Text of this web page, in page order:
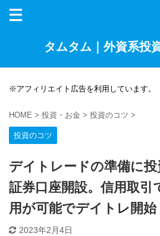
タムタム｜外資系投
※アフィリエイト広告を利用しています。
HOME > 投資・お金 > 投資のコツ >
投資のコツ
デイトレードの準備に投
証券口座開設。信用取引
用が可能でデイトレ開始
2023年2月4日